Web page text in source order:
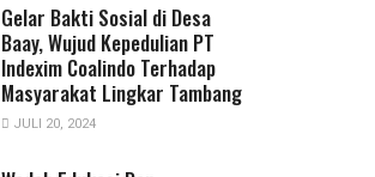
Gelar Bakti Sosial di Desa
Baay, Wujud Kepedulian PT
Indexim Coalindo Terhadap
Masyarakat Lingkar Tambang
JULI 20, 2024